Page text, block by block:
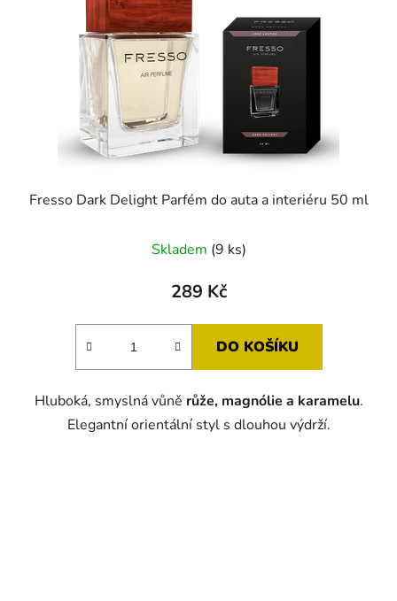
Fresso Dark Delight Parfém do auta a interiéru 50 ml
Skladem (9 ks)
289 Kč
DO KOŠÍKU
Hluboká, smyslná vůně růže, magnólie a karamelu.
Elegantní orientální styl s dlouhou výdrží.